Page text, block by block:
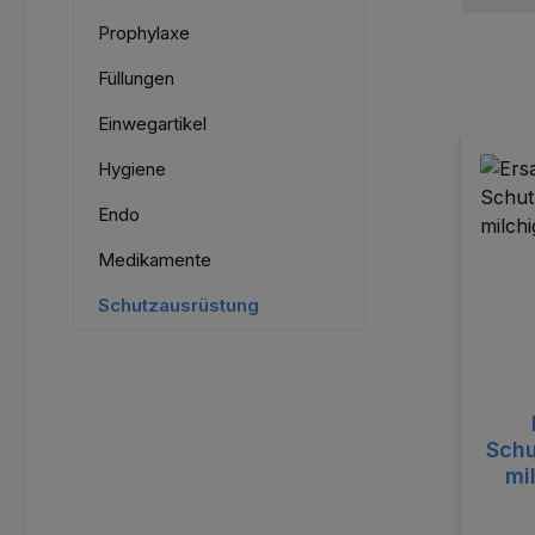
Prophylaxe
Füllungen
Einwegartikel
Hygiene
Endo
Medikamente
Schutzausrüstung